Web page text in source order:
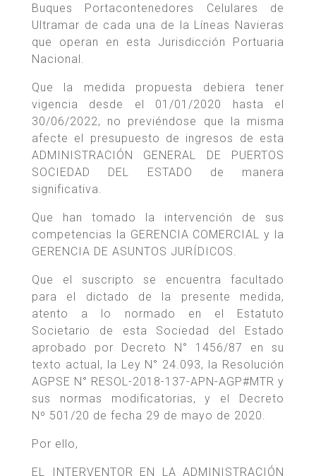
Buques Portacontenedores Celulares de
Ultramar de cada una de la Líneas Navieras
que operan en esta Jurisdicción Portuaria
Nacional.
Que la medida propuesta debiera tener
vigencia desde el 01/01/2020 hasta el
30/06/2022, no previéndose que la misma
afecte el presupuesto de ingresos de esta
ADMINISTRACIÓN GENERAL DE PUERTOS
SOCIEDAD DEL ESTADO de manera
significativa.
Que han tomado la intervención de sus
competencias la GERENCIA COMERCIAL y la
GERENCIA DE ASUNTOS JURÍDICOS.
Que el suscripto se encuentra facultado
para el dictado de la presente medida,
atento a lo normado en el Estatuto
Societario de esta Sociedad del Estado
aprobado por Decreto N° 1456/87 en su
texto actual, la Ley N° 24.093, la Resolución
AGPSE N° RESOL-2018-137-APN-AGP#MTR y
sus normas modificatorias, y el Decreto
Nº 501/20 de fecha 29 de mayo de 2020.
Por ello,
EL INTERVENTOR EN LA ADMINISTRACIÓN